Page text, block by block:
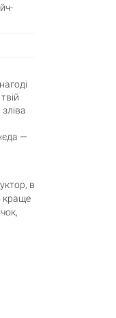
—
в
краще